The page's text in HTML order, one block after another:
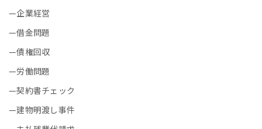
企業経営
借金問題
債権回収
労働問題
契約書チェック
建物明渡し事件